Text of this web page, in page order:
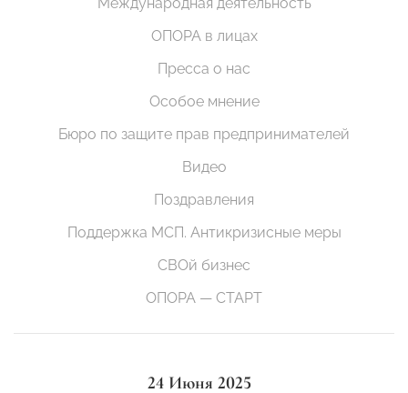
ОПОРА в лицах
Пресса о нас
Особое мнение
Бюро по защите прав предпринимателей
Видео
Поздравления
Поддержка МСП. Антикризисные меры
СВОй бизнес
ОПОРА — СТАРТ
24 Июня 2025